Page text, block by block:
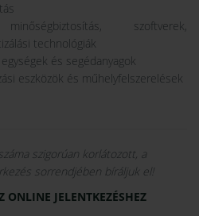
szoftverek,
technológiák
és segédanyagok
eszközök és műhelyfelszerelések
szigorúan korlátozott, a
sorrendjében bíráljuk el!
ONLINE JELENTKEZÉSHEZ